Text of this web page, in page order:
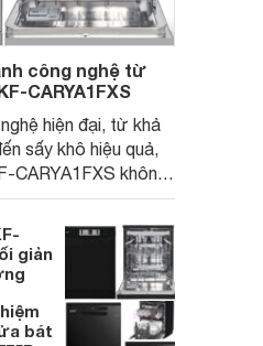
công nghệ từ
CARYA1FXS
hiện đại, từ khả
sấy khô hiệu quả,
CARYA1FXS không
dọn dẹp mà còn góp
gian bếp sang
đi tìm hiểu
của sản phẩm này
giản
bát